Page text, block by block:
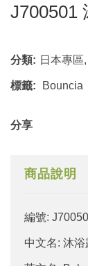
J700501
分類: 日本專區,
標籤: Bouncia
分享
商品說明
編號:
中文名: 沐